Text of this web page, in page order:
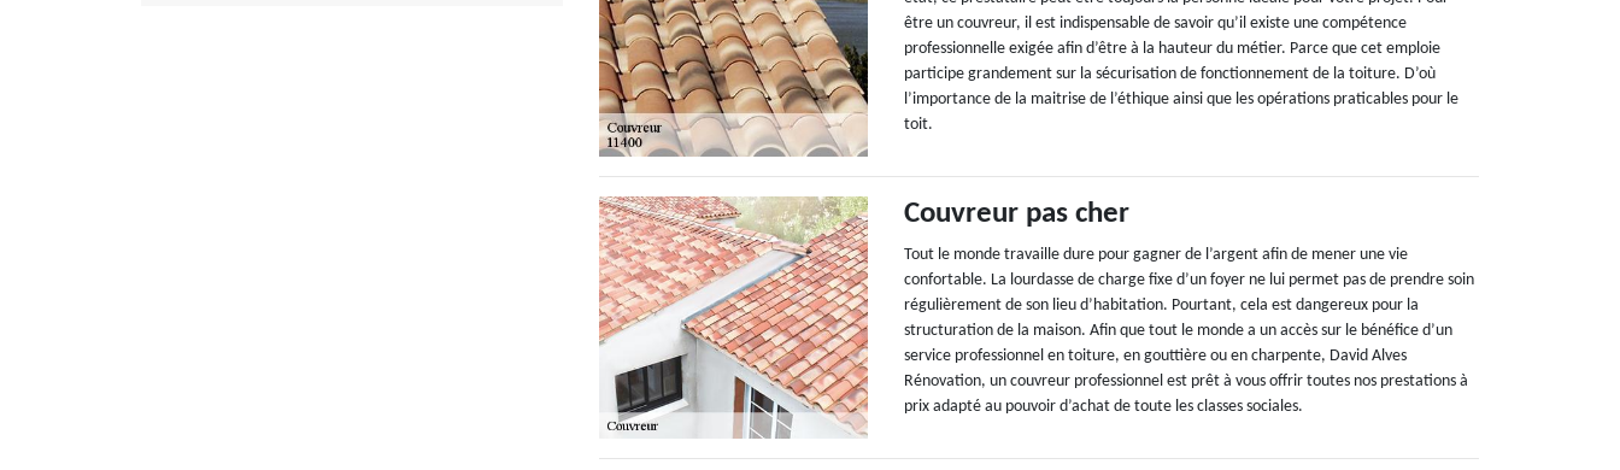
être un couvreur, il est indispensable de savoir qu’il existe une compétence
professionnelle exigée afin d’être à la hauteur du métier. Parce que cet emploie
participe grandement sur la sécurisation de fonctionnement de la toiture. D’où
l’importance de la maitrise de l’éthique ainsi que les opérations praticables pour le
toit.
Couvreur pas cher
Tout le monde travaille dure pour gagner de l’argent afin de mener une vie
confortable. La lourdasse de charge fixe d’un foyer ne lui permet pas de prendre soin
régulièrement de son lieu d’habitation. Pourtant, cela est dangereux pour la
structuration de la maison. Afin que tout le monde a un accès sur le bénéfice d’un
service professionnel en toiture, en gouttière ou en charpente, David Alves
Rénovation, un couvreur professionnel est prêt à vous offrir toutes nos prestations à
prix adapté au pouvoir d’achat de toute les classes sociales.